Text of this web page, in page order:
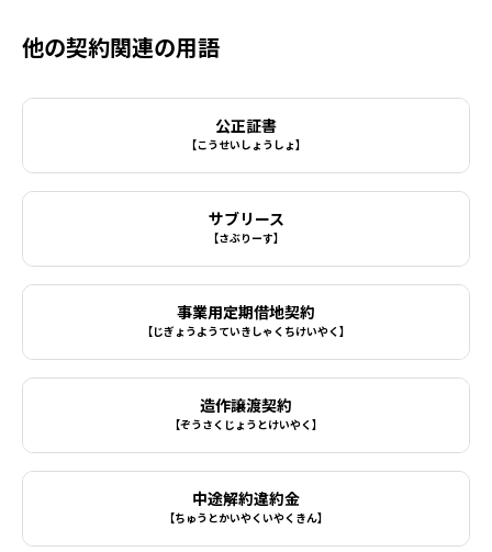
他の契約関連の用語
公正証書
【こうせいしょうしょ】
サブリース
【さぶりーす】
事業用定期借地契約
【じぎょうようていきしゃくちけいやく】
造作譲渡契約
【ぞうさくじょうとけいやく】
中途解約違約金
【ちゅうとかいやくいやくきん】